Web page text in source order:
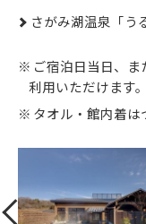
さがみ湖温泉「う
ご宿泊日当日、
利用いただけます。
タオル・館内着は